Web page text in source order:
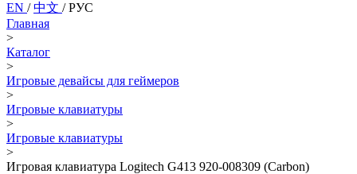
EN /中文 /РУС
Главная
>
Каталог
>
Игровые девайсы для геймеров
>
Игровые клавиатуры
>
Игровые клавиатуры
>
Игровая клавиатура Logitech G413 920-008309 (Carbon)